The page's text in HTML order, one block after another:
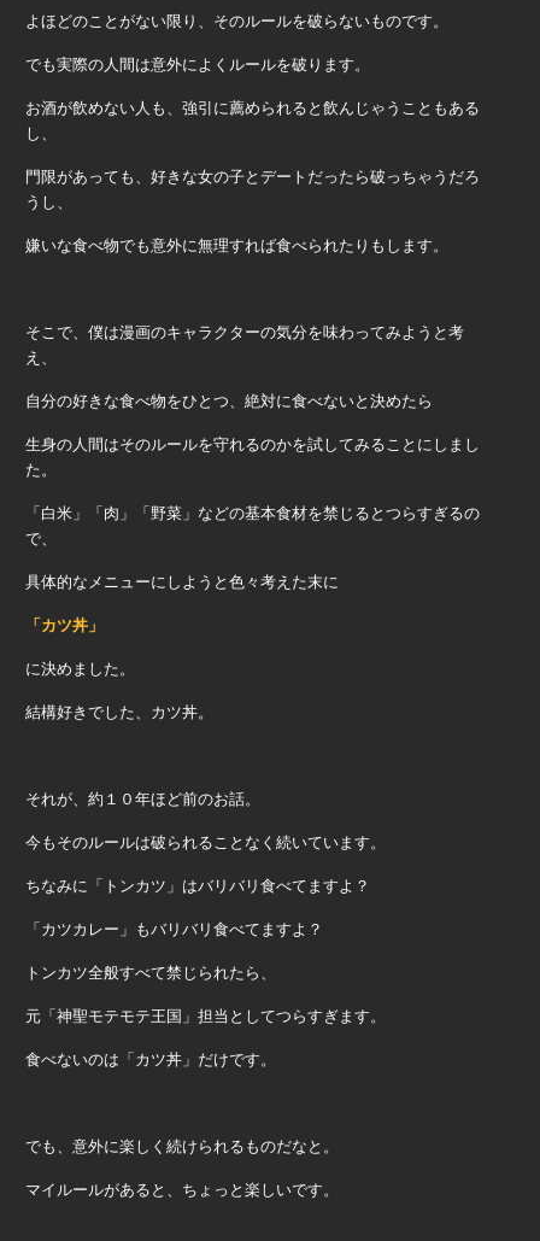
よほどのことがない限り、そのルールを破らないものです。
でも実際の人間は意外によくルールを破ります。
お酒が飲めない人も、強引に薦められると飲んじゃうこともある
し、
門限があっても、好きな女の子とデートだったら破っちゃうだろ
うし、
嫌いな食べ物でも意外に無理すれば食べられたりもします。
そこで、僕は漫画のキャラクターの気分を味わってみようと考
え、
自分の好きな食べ物をひとつ、絶対に食べないと決めたら
生身の人間はそのルールを守れるのかを試してみることにしまし
た。
「白米」「肉」「野菜」などの基本食材を禁じるとつらすぎるの
で、
具体的なメニューにしようと色々考えた末に
「カツ丼」
に決めました。
結構好きでした、カツ丼。
それが、約１０年ほど前のお話。
今もそのルールは破られることなく続いています。
ちなみに「トンカツ」はバリバリ食べてますよ？
「カツカレー」もバリバリ食べてますよ？
トンカツ全般すべて禁じられたら、
元「神聖モテモテ王国」担当としてつらすぎます。
食べないのは「カツ丼」だけです。
でも、意外に楽しく続けられるものだなと。
マイルールがあると、ちょっと楽しいです。